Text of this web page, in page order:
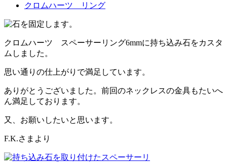
クロムハーツ リング
クロムハーツ スペーサーリング6mmに持ち込み石をカスタ
ムしました。
思い通りの仕上がりで満足しています。
ありがとうございました。前回のネックレスの金具もたいへ
ん満足しております。
又、お願いしたいと思います。
F.K.さまより